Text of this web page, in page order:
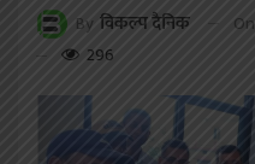
By विकल्प दैनिक On
296